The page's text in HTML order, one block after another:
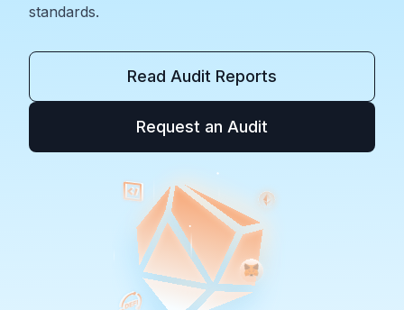
standards.
Read Audit Reports
Request an Audit